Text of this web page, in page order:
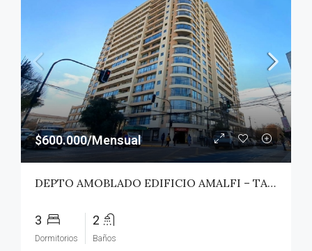
$600.000/Mensual
DEPTO AMOBLADO EDIFICIO AMALFI – TALCA
3
Dormitorios
2
Baños